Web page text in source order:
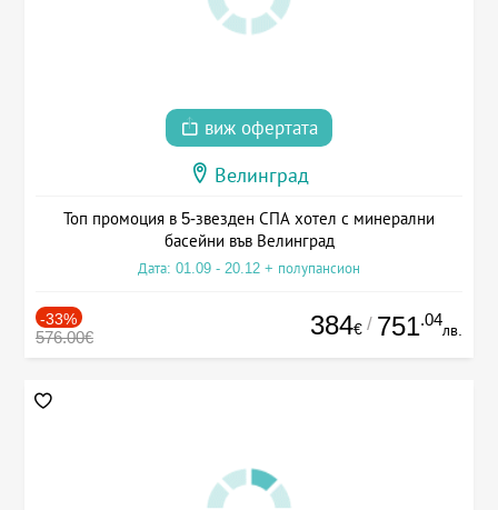
виж офертата
Велинград
Топ промоция в 5-звезден СПА хотел с минерални
басейни във Велинград
Дата: 01.09 - 20.12 + полупансион
-33%
576.00€ 384€ / 751.04
лв.